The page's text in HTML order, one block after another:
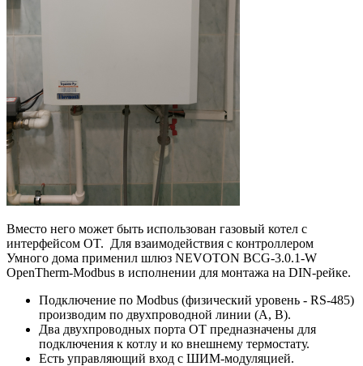
Вместо него может быть использован газовый котел с
интерфейсом OT. Для взаимодействия с контроллером
Умного дома применил шлюз NEVOTON BCG-3.0.1-W
OpenTherm-Modbus в исполнении для монтажа на DIN-рейке.
Подключение по Modbus (физический уровень - RS-485)
производим по двухпроводной линии (A, B).
Два двухпроводных порта OT предназначены для
подключения к котлу и ко внешнему термостату.
Есть управляющий вход с ШИМ-модуляцией.